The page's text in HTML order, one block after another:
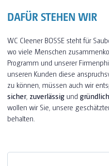
DAFÜR STEHEN WIR
WC Cleener BOSSE steht für
wo viele Menschen
Programm und unserer
unseren Kunden diese
zu können, müssen auch wir
sicher, zuverlässig und gründlich
wollen wir Sie, unsere
behalten.